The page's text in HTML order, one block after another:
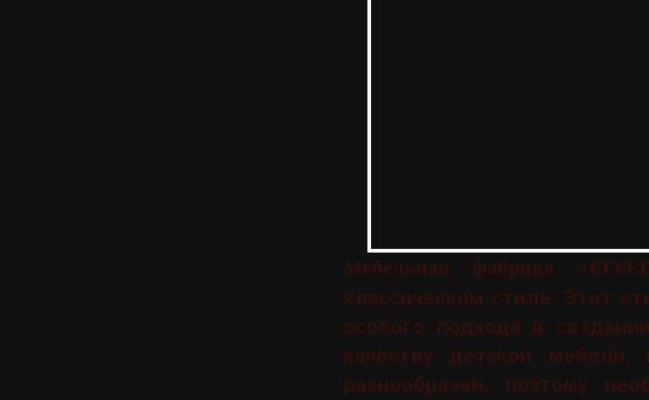
Мебельная фабрика
классическом стиле. Этот
особого подхода в
качеству детской
разнообразен, поэтому